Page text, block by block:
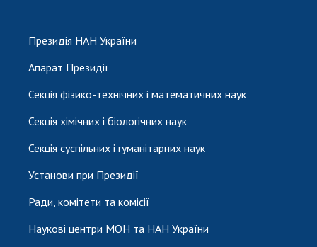
Президія НАН України
Апарат Президії
Секція фізико-технічних і математичних наук
Секція хімічних і біологічних наук
Секція суспільних і гуманітарних наук
Установи при Президії
Ради, комітети та комісії
Наукові центри МОН та НАН України